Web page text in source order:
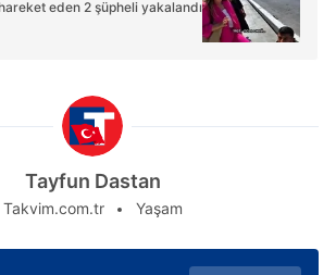
eden 2 şüpheli yakalandı
Tayfun Dastan
Takvim.com.tr Yaşam